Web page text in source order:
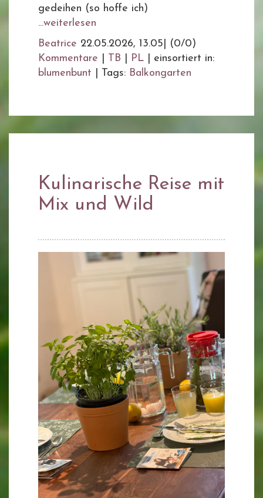
gedeihen (so hoffe ich)
...weiterlesen
Beatrice 22.05.2026, 13.05
(0/0)
Kommentare
TB PL
einsortiert in:
blumenbunt
Tags: Balkongarten
Kulinarische Reise mit
Mix und Wild